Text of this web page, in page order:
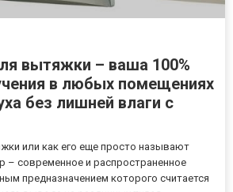
вытяжки – ваша 100%
в любых помещениях
без лишней влаги с
или как его еще просто называют
– современное и распространенное
предназначением которого считается